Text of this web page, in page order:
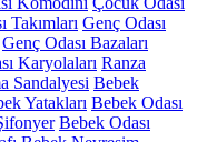
Takımları Genç Odası
Genç Odası Bazaları
Karyolaları Ranza
Sandalyesi Bebek
Yatakları Bebek Odası
Bebek Odası